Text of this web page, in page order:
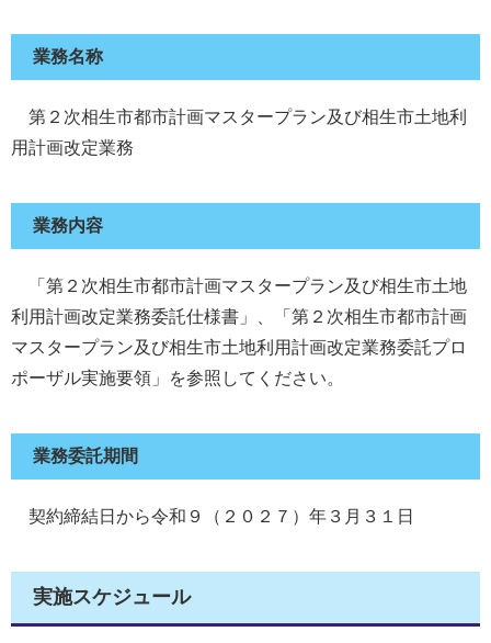
業務名称
第２次相生市都市計画マスタープラン及び相生市土地利
用計画改定業務
業務内容
「第２次相生市都市計画マスタープラン及び相生市土地
利用計画改定業務委託仕様書」、「第２次相生市都市計画
マスタープラン及び相生市土地利用計画改定業務委託プロ
ポーザル実施要領」を参照してください。
業務委託期間
契約締結日から令和９（２０２７）年３月３１日
実施スケジュール